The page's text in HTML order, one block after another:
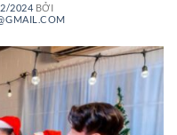
2024 BỞI